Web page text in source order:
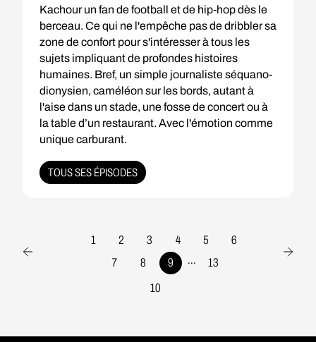
Kachour un fan de football et de hip-hop dès le
berceau. Ce qui ne l'empêche pas de dribbler sa
zone de confort pour s'intéresser à tous les
sujets impliquant de profondes histoires
humaines. Bref, un simple journaliste séquano-
dionysien, caméléon sur les bords, autant à
l'aise dans un stade, une fosse de concert ou à
la table d’un restaurant. Avec l'émotion comme
unique carburant.
TOUS SES ÉPISODES
1 2 3 4 5
6
7
8 9 ...
13
10